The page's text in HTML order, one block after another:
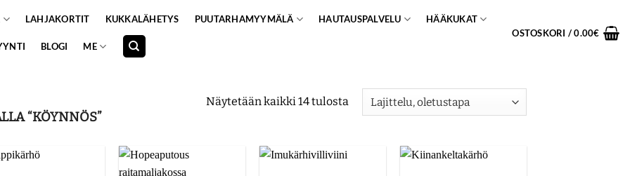
LAHJAKORTIT KUKKALÄHETYS PUUTARHAMYYMÄLÄ HAUTAUSPALVELU HÄÄKUKAT
BLOGI ME
OSTOSKORI /0.00€
“KÖYNNÖS”
Näytetään kaikki 14 tulosta